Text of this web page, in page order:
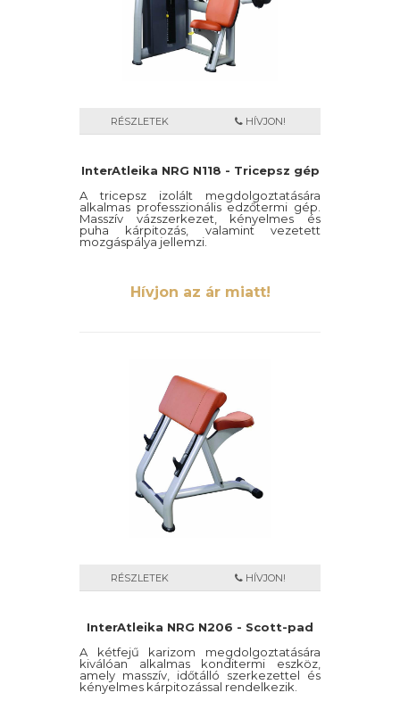
RÉSZLETEK HÍVJON!
InterAtleika NRG N118 - Tricepsz gép
A tricepsz izolált megdolgoztatására
alkalmas professzionális edzőtermi gép.
Masszív vázszerkezet, kényelmes és
puha kárpitozás, valamint vezetett
mozgáspálya jellemzi.
Hívjon az ár miatt!
RÉSZLETEK HÍVJON!
InterAtleika NRG N206 - Scott-pad
A kétfejű karizom megdolgoztatására
kiválóan alkalmas konditermi eszköz,
amely masszív, időtálló szerkezettel és
kényelmes kárpitozással rendelkezik.